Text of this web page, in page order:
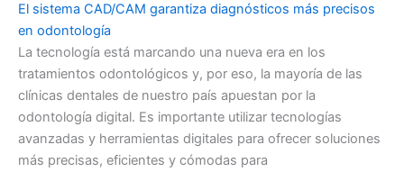
El sistema CAD/CAM garantiza diagnósticos más precisos
en odontología
La tecnología está marcando una nueva era en los
tratamientos odontológicos y, por eso, la mayoría de las
clínicas dentales de nuestro país apuestan por la
odontología digital. Es importante utilizar tecnologías
avanzadas y herramientas digitales para ofrecer soluciones
más precisas, eficientes y cómodas para